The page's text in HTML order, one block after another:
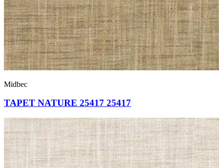
Midbec
TAPET NATURE 25417 25417